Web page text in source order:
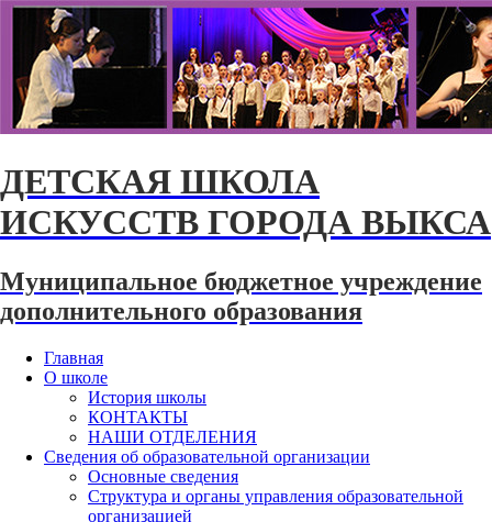
ДЕТСКАЯ ШКОЛА
ИСКУССТВ ГОРОДА ВЫКСА
Муниципальное бюджетное учреждение
дополнительного образования
Главная
О школе
История школы
КОНТАКТЫ
НАШИ ОТДЕЛЕНИЯ
Сведения об образовательной организации
Основные сведения
Структура и органы управления образовательной
организацией